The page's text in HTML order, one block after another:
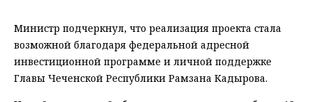
Министр подчеркнул, что реализация проекта стала
возможной благодаря федеральной адресной
инвестиционной программе и личной поддержке
Главы Чеченской Республики Рамзана Кадырова.